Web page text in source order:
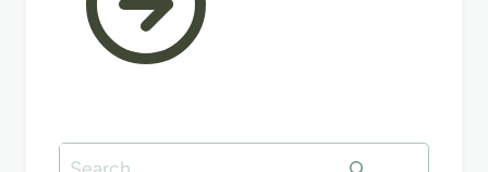
Search